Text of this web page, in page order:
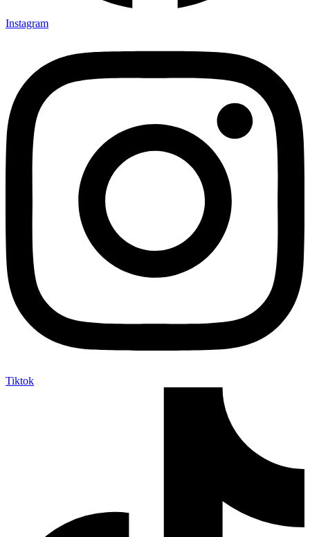
Instagram
Tiktok